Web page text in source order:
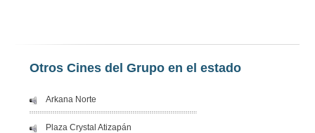
Otros Cines del Grupo en el estado
Arkana Norte
Plaza Crystal Atizapán